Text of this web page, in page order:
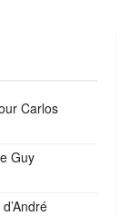
Carlos
Guy